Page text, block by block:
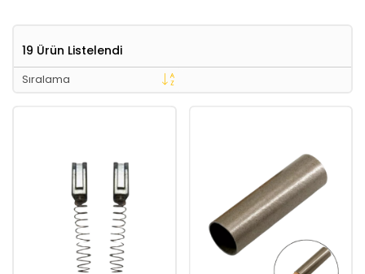
19 Ürün Listelendi
Sıralama